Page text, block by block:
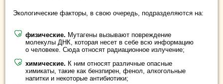
Экологические факторы, в свою очередь, подразделяются на:
физические. Мутагены вызывают повреждение
молекулы ДНК, которая несет в себе всю информацию
о человеке. Сюда относят радиационное излучение;
химические. К ним относят различные опасные
химикаты, такие как бензпирен, фенол, алкогольные
напитки и некоторые антибиотики;